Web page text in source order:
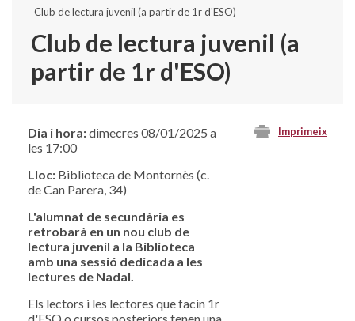
Club de lectura juvenil (a partir de 1r d'ESO)
Club de lectura juvenil (a
partir de 1r d'ESO)
Imprimeix
Dia i hora:dimecres 08/01/2025 a
les 17:00
Lloc: Biblioteca de Montornès (c.
de Can Parera, 34)
L'alumnat de secundària es
retrobarà en un nou club de
lectura juvenil a la Biblioteca
amb una sessió dedicada a les
lectures de Nadal.
Els lectors i les lectores que facin 1r